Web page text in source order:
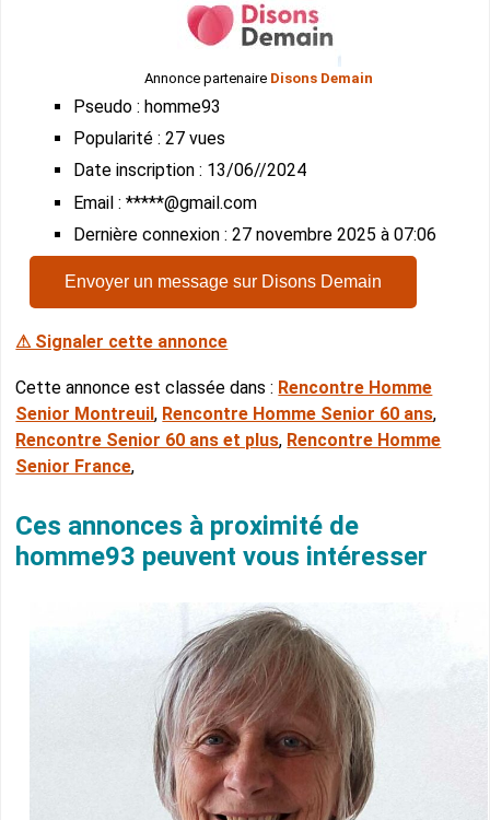
Annonce partenaire Disons Demain
Pseudo : homme93
Popularité : 27 vues
Date inscription : 13/06//2024
Email : *****@gmail.com
Dernière connexion : 27 novembre 2025 à 07:06
Envoyer un message sur Disons Demain
⚠ Signaler cette annonce
Cette annonce est classée dans : Rencontre Homme
Senior Montreuil, Rencontre Homme Senior 60 ans,
Rencontre Senior 60 ans et plus, Rencontre Homme
Senior France,
Ces annonces à proximité de
homme93 peuvent vous intéresser